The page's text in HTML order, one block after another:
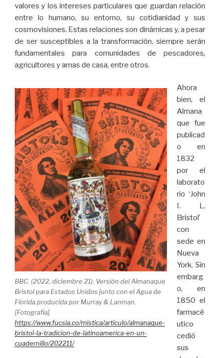
valores y los intereses particulares que guardan relación
entre lo humano, su entorno, su cotidianidad y sus
cosmovisiones. Estas relaciones son dinámicas y, a pesar
de ser susceptibles a la transformación, siempre serán
fundamentales para comunidades de pescadores,
agricultores y amas de casa, entre otros.
BBC. (2022, diciembre 21). Versión del Almanaque
Bristol para Estados Unidos junto con el Agua de
Florida producida por Murray & Lanman.
[Fotografía].
https://www.fucsia.co/mistica/articulo/almanaque-
bristol-la-tradicion-de-latinoamerica-en-un-
cuadernillo/202211/
Ahora
bien, el
Almana
que fue
publicad
o en
1832
por el
laborato
rio ‘John
I. L.
Bristol’
con
sede en
Nueva
York. Sin
embarg
o, en
1850 el
farmacé
utico
cedió
sus